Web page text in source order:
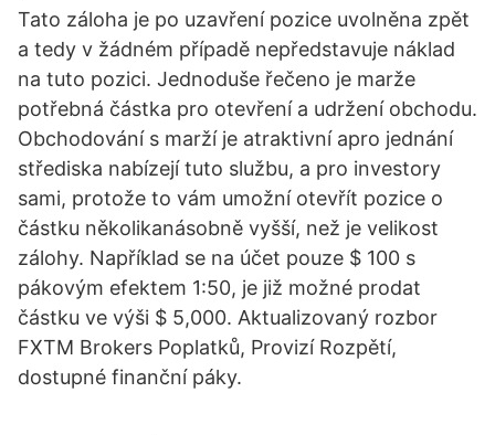
Tato záloha je po uzavření pozice uvolněna zpět
a tedy v žádném případě nepředstavuje náklad
na tuto pozici. Jednoduše řečeno je marže
potřebná částka pro otevření a udržení obchodu.
Obchodování s marží je atraktivní apro jednání
střediska nabízejí tuto službu, a pro investory
sami, protože to vám umožní otevřít pozice o
částku několikanásobně vyšší, než je velikost
zálohy. Například se na účet pouze $ 100 s
pákovým efektem 1:50, je již možné prodat
částku ve výši $ 5,000. Aktualizovaný rozbor
FXTM Brokers Poplatků, Provizí Rozpětí,
dostupné finanční páky.